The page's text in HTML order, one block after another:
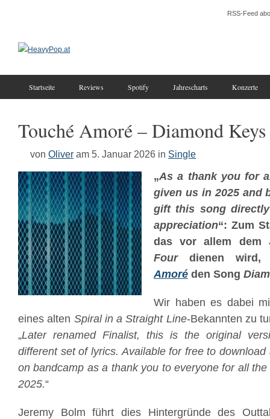
RSS-Feed
Startseite Reviews Spotify Jahrescharts Konzerte
Touché Amoré – Diamond Keys
von Oliver am 5. Januar 2026 in Single
„As a thank you for
given us in 2025 and
gift this song
appreciation“: Zum
das vor allem dem
Fourdienen wird,
Amoré den Song
Wir haben es dabei
eines alten Spiral in a Straight Line-Bekannten zu
„Later renamed Finalist, this is the original
different set of lyrics. Available for free to
on bandcamp as a thank you to everyone for all
2025.“
Jeremy Bolm führt dies Hintergründe des